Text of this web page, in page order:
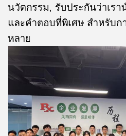
นวัตกรรม, รับประกันว่าเร
และคําตอบที่พิเศษ สําหรับก
หลาย